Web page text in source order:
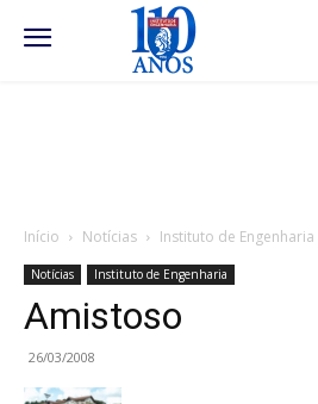
Início Notícias Instituto de Engenharia
Notícias Instituto de Engenharia
Amistoso
26/03/2008